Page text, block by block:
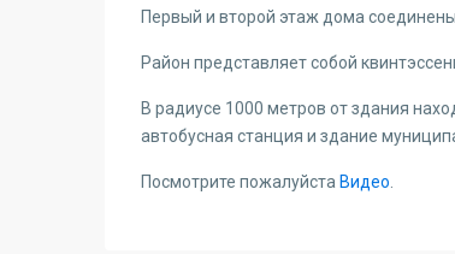
Первый и второй этаж дома
Район представляет собой
В радиусе 1000 метров от здания
автобусная станция и здание
Посмотрите пожалуйста Видео